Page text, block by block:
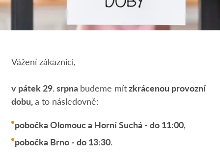
Vážení zákazníci,
v pátek 29. srpna budeme mítzkrácenou provozní
dobu,a to následovně:
pobočka Olomouc a Horní Suchá - do 11:00,
pobočka Brno - do 13:30.